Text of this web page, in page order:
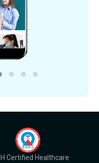
Certified Healthcare